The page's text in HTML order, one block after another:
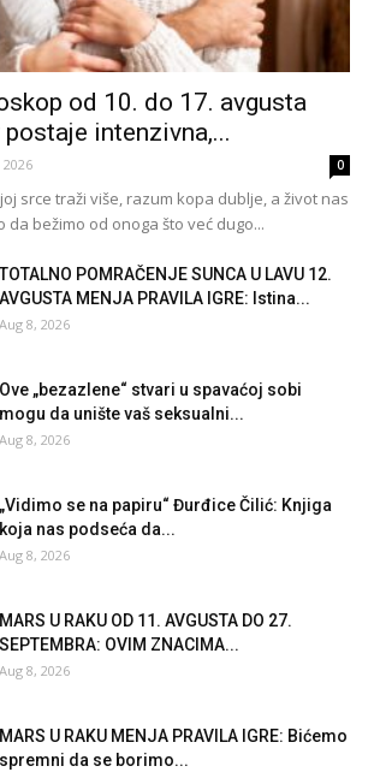
od 10. do 17. avgusta
intenzivna,...
2026 0
srce traži više, razum kopa dublje, a život nas
bežimo od onoga što već dugo...
TOTALNO POMRAČENJE SUNCA U LAVU 12.
AVGUSTA MENJA PRAVILA IGRE: Istina...
Aug 8, 2026
Ove „bezazlene“ stvari u spavaćoj sobi
mogu da unište vaš seksualni...
Aug 8, 2026
„Vidimo se na papiru“ Đurđice Čilić: Knjiga
koja nas podseća da...
Aug 8, 2026
MARS U RAKU OD 11. AVGUSTA DO 27.
SEPTEMBRA: OVIM ZNACIMA...
Aug 8, 2026
MARS U RAKU MENJA PRAVILA IGRE: Bićemo
spremni da se borimo...